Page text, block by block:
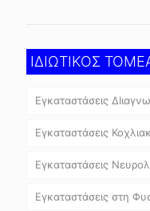
ΙΔΙΩΤΙΚΟΣ
Εγκαταστάσεις
Εγκαταστάσεις
Εγκαταστάσεις
Εγκαταστάσεις στη